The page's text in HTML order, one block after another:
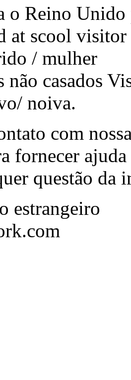
o Reino Unido
at scool visitor
/ mulher
não casados
noiva.
com
fornecer
questão da
estrangeiro